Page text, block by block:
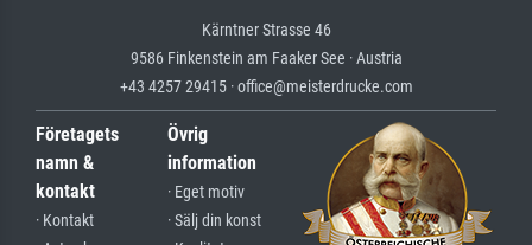
Kärntner Strasse 46
9586 Finkenstein am Faaker See · Austria
+43 4257 29415 · office@meisterdrucke.com
Företagets
namn &
kontakt
· Kontakt
Övrig
information
· Eget motiv
· Sälj din konst